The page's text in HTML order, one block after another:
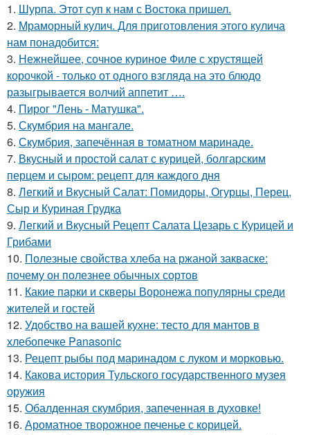
1. Шурпа. Этот суп к нам с Востока пришел.
2. Мраморный кулич. Для приготовления этого кулича
нам понадобится:
3. Нежнейшее, сочное куриное Филе с хрустящей
корочкой - только от одного взгляда на это блюдо
разыгрывается волчий аппетит ….
4. Пирог "Лень - Матушка".
5. Скумбрия на мангале.
6. Скумбрия, запечённая в томатном маринаде.
7. Вкусный и простой салат с курицей, болгарским
перцем и сыром: рецепт для каждого дня
8. Легкий и Вкусный Салат: Помидоры, Огурцы, Перец,
Сыр и Куриная Грудка
9. Легкий и Вкусный Рецепт Салата Цезарь с Курицей и
Грибами
10. Полезные свойства хлеба на ржаной закваске:
почему он полезнее обычных сортов
11. Какие парки и скверы Воронежа популярны среди
жителей и гостей
12. Удобство на вашей кухне: тесто для мантов в
хлебопечке Panasonic
13. Рецепт рыбы под маринадом с луком и морковью.
14. Какова история Тульского государственного музея
оружия
15. Обалденная скумбрия, запеченная в духовке!
16. Ароматное творожное печенье с корицей.